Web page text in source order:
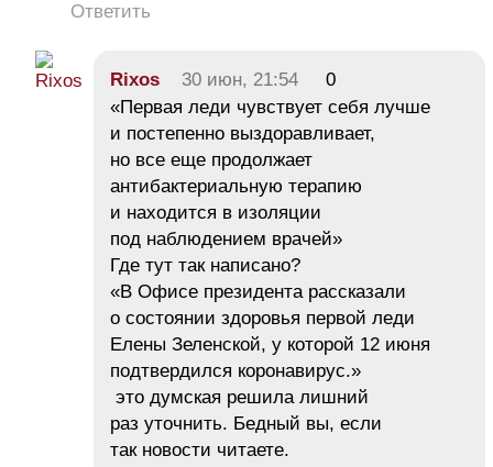
Ответить
Rixos 30 июн, 21:54
0
«Первая леди чувствует себя лучше
и постепенно выздоравливает,
но все еще продолжает
антибактериальную терапию
и находится в изоляции
под наблюдением врачей»
Где тут так написано?
«В Офисе президента рассказали
о состоянии здоровья первой леди
Елены Зеленской, у которой 12 июня
подтвердился коронавирус.»
это думская решила лишний
раз уточнить. Бедный вы, если
так новости читаете.